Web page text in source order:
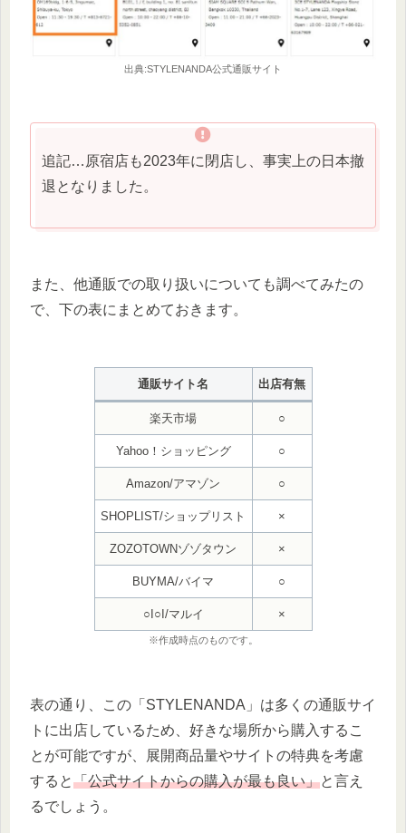
出典:STYLENANDA公式通販サイト
追記…原宿店も2023年に閉店し、事実上の日本撤
退となりました。
また、他通販での取り扱いについても調べてみたの
で、下の表にまとめておきます。
通販サイト名 出店有無
楽天市場 ○
Yahoo！ショッピング ○
Amazon/アマゾン ○
SHOPLIST/ショップリスト ×
ZOZOTOWNゾゾタウン ×
BUYMA/バイマ ○
○I○I/マルイ ×
※作成時点のものです。
表の通り、この「STYLENANDA」は多くの通販サイ
トに出店しているため、好きな場所から購入するこ
とが可能ですが、展開商品量やサイトの特典を考慮
すると「公式サイトからの購入が最も良い」と言え
るでしょう。